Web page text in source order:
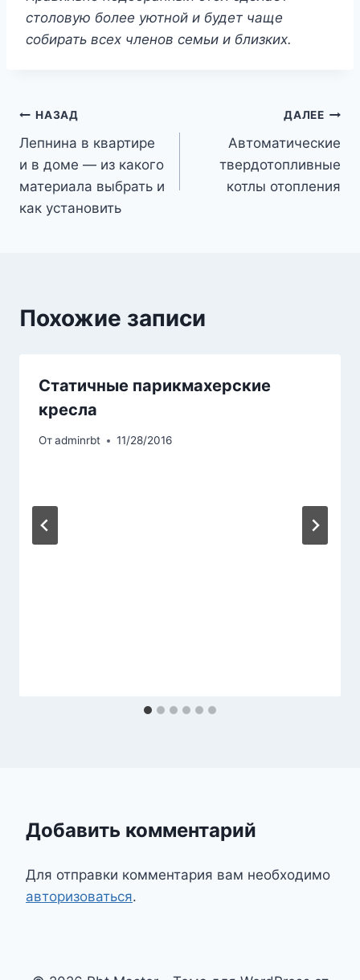
столовую более уютной и будет чаще
собирать всех членов семьи и близких.
Навигация
по
записям
НАЗАД
Лепнина в квартире
и в доме — из какого
материала выбрать и
как установить
ДАЛЕЕ
Автоматические
твердотопливные
котлы отопления
Похожие записи
Статичные парикмахерские
кресла
Отadminrbt 11/28/2016
Добавить комментарий
Для отправки комментария вам необходимо
авторизоваться.